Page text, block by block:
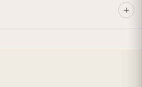
elegante al naso, con
e formaggi stagionati,